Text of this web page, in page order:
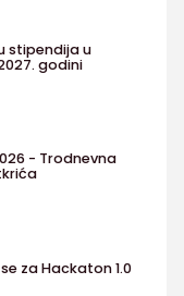
stipendija u
godini
- Trodnevna
za Hackaton 1.0